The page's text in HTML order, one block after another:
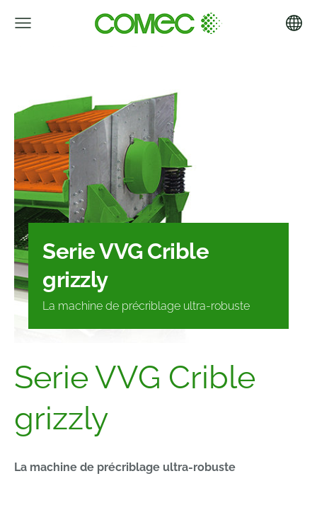
Serie VVG Crible
grizzly
La machine de précriblage ultra-robuste
Serie VVG Crible
grizzly
La machine de précriblage ultra-robuste